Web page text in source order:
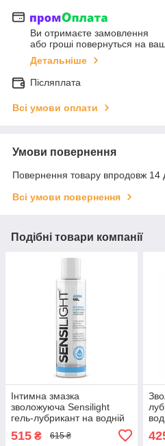
Ви отримаєте замовлення
або гроші повернуться на
Детальніше
Післяплата
Всі умови оплати
Умови повернення
Повернення товару впродовж 14
Всі умови повернення
Подібні товари компанії
Інтимна змазка
зволожуюча Sensilight
гель-лубрикант на водній
комфорту (150 мл)
515 ₴ 615 ₴
мл)